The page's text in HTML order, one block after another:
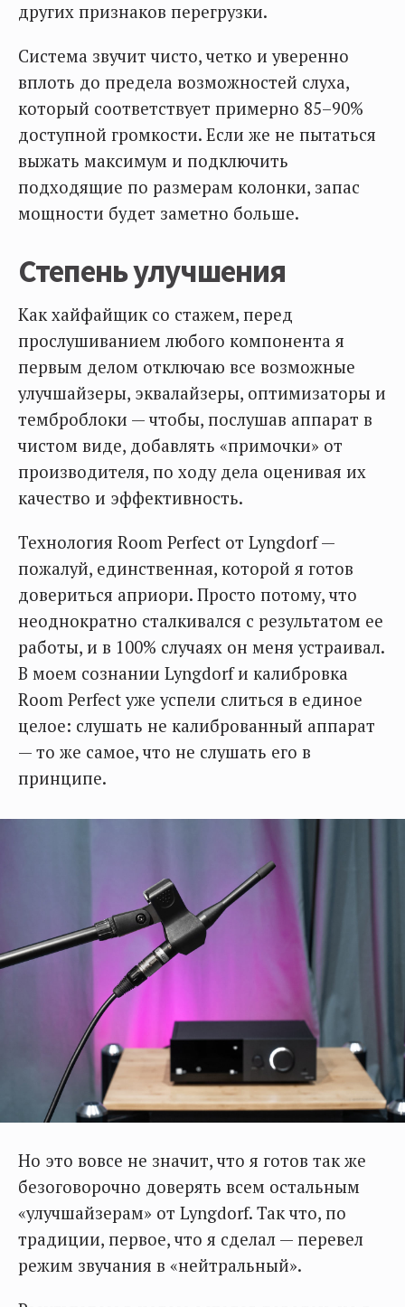
других признаков перегрузки.
Система звучит чисто, четко и уверенно
вплоть до предела возможностей слуха,
который соответствует примерно 85–90%
доступной громкости. Если же не пытаться
выжать максимум и подключить
подходящие по размерам колонки, запас
мощности будет заметно больше.
Степень улучшения
Как хайфайщик со стажем, перед
прослушиванием любого компонента я
первым делом отключаю все возможные
улучшайзеры, эквалайзеры, оптимизаторы и
темброблоки — чтобы, послушав аппарат в
чистом виде, добавлять «примочки» от
производителя, по ходу дела оценивая их
качество и эффективность.
Технология Room Perfect от Lyngdorf —
пожалуй, единственная, которой я готов
довериться априори. Просто потому, что
неоднократно сталкивался с результатом ее
работы, и в 100% случаях он меня устраивал.
В моем сознании Lyngdorf и калибровка
Room Perfect уже успели слиться в единое
целое: слушать не калиброванный аппарат
— то же самое, что не слушать его в
принципе.
Но это вовсе не значит, что я готов так же
безоговорочно доверять всем остальным
«улучшайзерам» от Lyngdorf. Так что, по
традиции, первое, что я сделал — перевел
режим звучания в «нейтральный».